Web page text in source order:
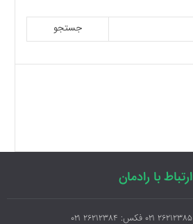
جستجو
ارتباط با رادمان